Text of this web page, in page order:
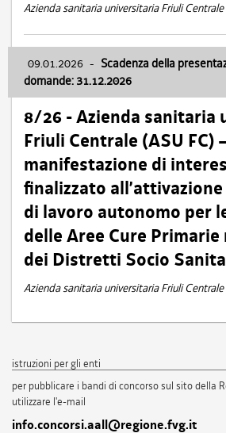
Azienda sanitaria universitaria Friuli Centrale
09.01.2026 - Scadenza della
domande: 31.12.2026
8/26 - Azienda sanitaria
Friuli Centrale (ASU FC)
manifestazione di
finalizzato
di lavoro autonomo per
delle Aree Cure Primarie
dei Distretti Socio
Azienda sanitaria universitaria Friuli Centrale
istruzioni per gli enti
per pubblicare i bandi di concorso sul sito della
utilizzare l'e-mail
info.concorsi.aall@regione.fvg.it